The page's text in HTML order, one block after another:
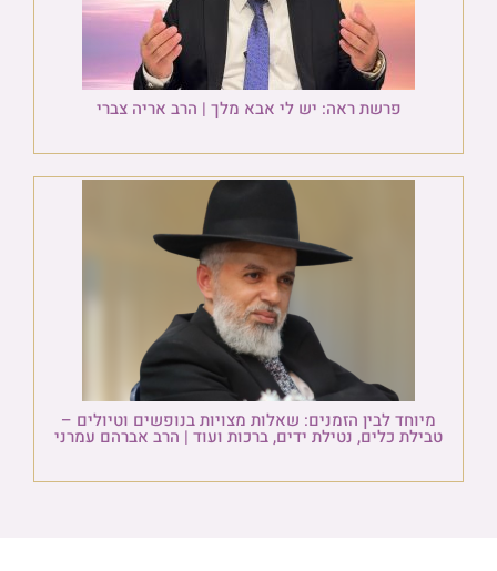
פרשת ראה: יש לי אבא מלך | הרב אריה צברי
מיוחד לבין הזמנים: שאלות מצויות בנופשים וטיולים –
טבילת כלים, נטילת ידים, ברכות ועוד | הרב אברהם עמרני